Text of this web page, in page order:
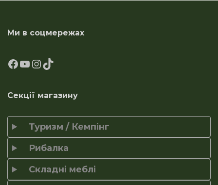
Ми в соцмережах
Секції магазину
Туризм / Кемпінг
Рибалка
Складні меблі